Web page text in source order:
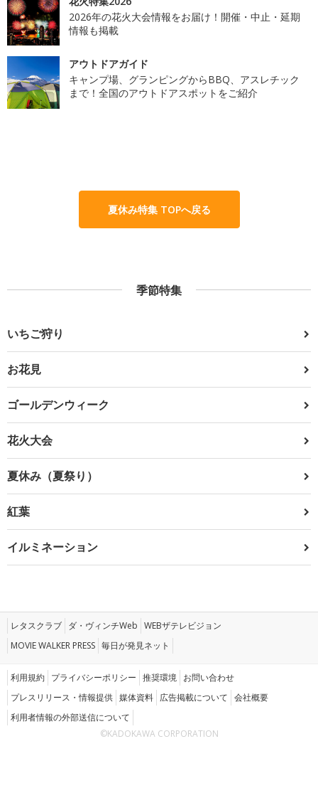
2026年の花火大会情報をお届け！開催・中止・延期
情報も掲載
アウトドアガイド
キャンプ場、グランピングからBBQ、アスレチック
まで！全国のアウトドアスポットをご紹介
夏休み特集 TOPへ戻る
季節特集
いちご狩り
お花見
ゴールデンウィーク
花火大会
夏休み（夏祭り）
紅葉
イルミネーション
レタスクラブ ダ・ヴィンチWeb WEBザテレビジョン
MOVIE WALKER PRESS 毎日が発見ネット
利用規約 プライバシーポリシー 推奨環境 お問い合わせ
プレスリリース・情報提供 媒体資料 広告掲載について 会社概要
利用者情報の外部送信について
©KADOKAWA CORPORATION